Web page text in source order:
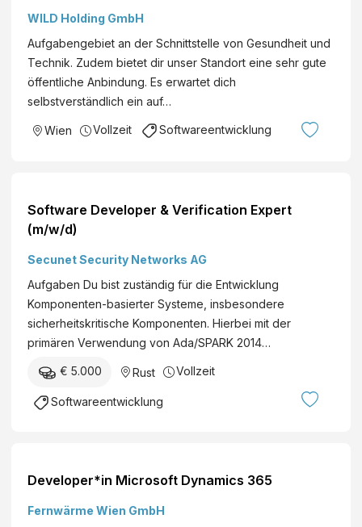
WILD Holding GmbH
Aufgabengebiet an der Schnittstelle von Gesundheit und
Technik. Zudem bietet dir unser Standort eine sehr gute
öffentliche Anbindung. Es erwartet dich
selbstverständlich ein auf…
Wien Vollzeit Softwareentwicklung
Software Developer & Verification Expert
(m/w/d)
Secunet Security Networks AG
Aufgaben Du bist zuständig für die Entwicklung
Komponenten-basierter Systeme, insbesondere
sicherheitskritische Komponenten. Hierbei mit der
primären Verwendung von Ada/SPARK 2014…
€ 5.000 Rust Vollzeit
Softwareentwicklung
Developer*in Microsoft Dynamics 365
Fernwärme Wien GmbH